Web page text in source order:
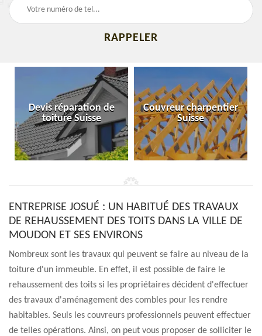
Devis réparation de
toiture Suisse
Couvreur charpentier
Suisse
ENTREPRISE JOSUÉ : UN HABITUÉ DES TRAVAUX
DE REHAUSSEMENT DES TOITS DANS LA VILLE DE
MOUDON ET SES ENVIRONS
Nombreux sont les travaux qui peuvent se faire au niveau de la
toiture d'un immeuble. En effet, il est possible de faire le
rehaussement des toits si les propriétaires décident d'effectuer
des travaux d'aménagement des combles pour les rendre
habitables. Seuls les couvreurs professionnels peuvent effectuer
de telles opérations. Ainsi, on peut vous proposer de solliciter le